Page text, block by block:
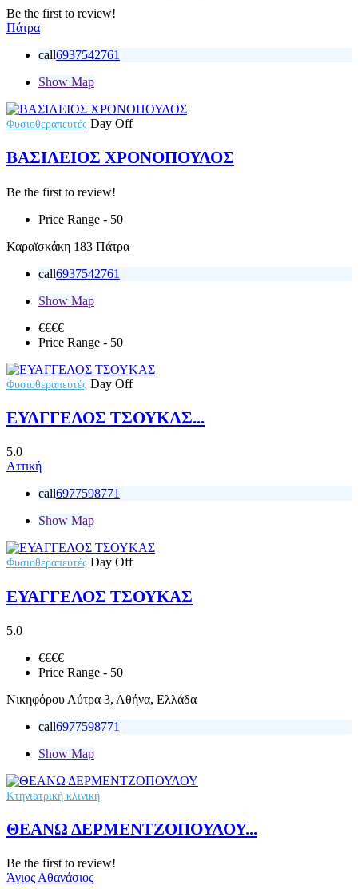
Be the first to review!
Πάτρα
call6937542761
Show Map
Φυσιοθεραπευτές Day Off
ΒΑΣΙΛΕΙΟΣ ΧΡΟΝΟΠΟΥΛΟΣ
Be the first to review!
Price Range - 50
Καραϊσκάκη 183 Πάτρα
call6937542761
Show Map
€€€€
Price Range - 50
Φυσιοθεραπευτές Day Off
ΕΥΑΓΓΕΛΟΣ ΤΣΟΥΚΑΣ...
5.0
Αττική
call6977598771
Show Map
Φυσιοθεραπευτές Day Off
ΕΥΑΓΓΕΛΟΣ ΤΣΟΥΚΑΣ
5.0
€€€€
Price Range - 50
Νικηφόρου Λύτρα 3, Αθήνα, Ελλάδα
call6977598771
Show Map
Κτηνιατρική κλινική
ΘΕΑΝΩ ΔΕΡΜΕΝΤΖΟΠΟΥΛΟΥ...
Be the first to review!
Άγιος Αθανάσιος